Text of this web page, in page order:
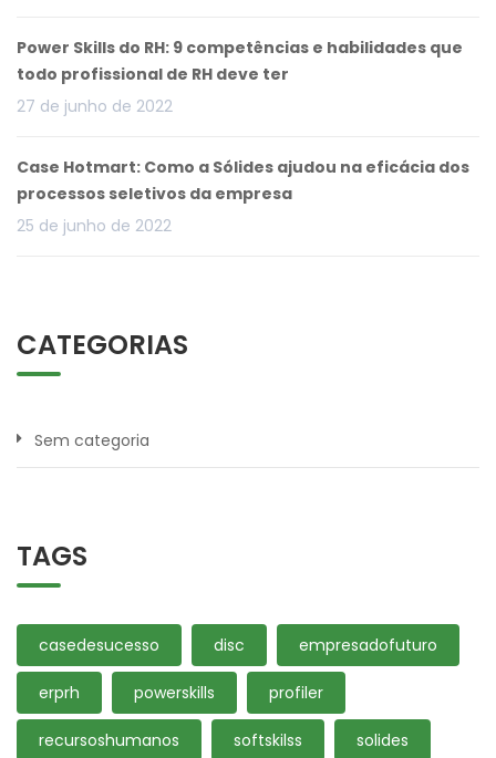
Power Skills do RH: 9 competências e habilidades que
todo profissional de RH deve ter
27 de junho de 2022
Case Hotmart: Como a Sólides ajudou na eficácia dos
processos seletivos da empresa
25 de junho de 2022
CATEGORIAS
Sem categoria
TAGS
casedesucesso disc empresadofuturo
erprh powerskills profiler
recursoshumanos softskilss solides